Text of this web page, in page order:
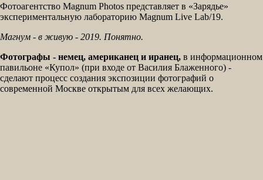
Фотоагентство Magnum Photos представляет в «Зарядье»
экспериментальную лабораторию Magnum Live Lab/19.
Магнум - в живую - 2019. Понятно.
Фотографы - немец, американец и иранец, в информационном
павильоне «Купол» (при входе от Василия Блаженного) -
сделают процесс создания экспозиции фотографий о
современной Москве открытым для всех желающих.